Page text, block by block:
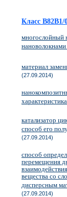
Класс B82B1/
многослойный
нановолокнами
материал
(27.09.2014)
катализатор
способ его
(27.09.2014)
способ
перемещения
вещества со
дисперсным
(27.09.2014)